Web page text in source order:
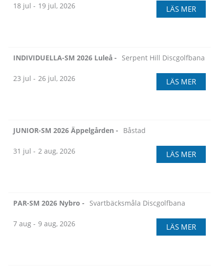
18 jul - 19 jul, 2026 LÄS MER
23 jul - 26 jul, 2026
INDIVIDUELLA-SM 2026 Luleå - Serpent Hill Discgolfbana
LÄS MER
31 jul - 2 aug, 2026
JUNIOR-SM 2026 Äppelgården - Båstad
LÄS MER
7 aug - 9 aug, 2026
PAR-SM 2026 Nybro - Svartbäcksmåla Discgolfbana
LÄS MER